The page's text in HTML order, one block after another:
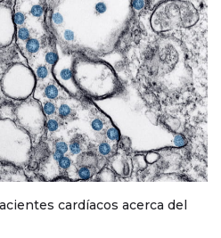
cardíacos acerca del